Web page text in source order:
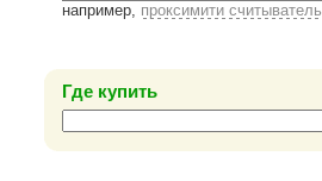
например, проксимити считыватель
Где купить